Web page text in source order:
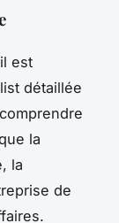
est
détaillée
la
la
de